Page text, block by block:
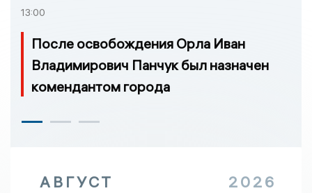
13:00
После освобождения Орла Иван
Владимирович Панчук был назначен
комендантом города
АВГУСТ 2026